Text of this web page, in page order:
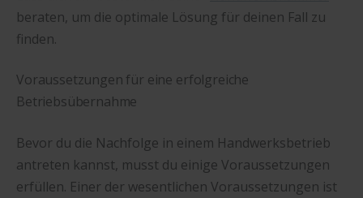
beraten, um die optimale Lösung für deinen Fall zu
finden.
Voraussetzungen für eine erfolgreiche
Betriebsübernahme
Bevor du die Nachfolge in einem Handwerksbetrieb
antreten kannst, musst du einige Voraussetzungen
erfüllen. Einer der wesentlichen Voraussetzungen ist